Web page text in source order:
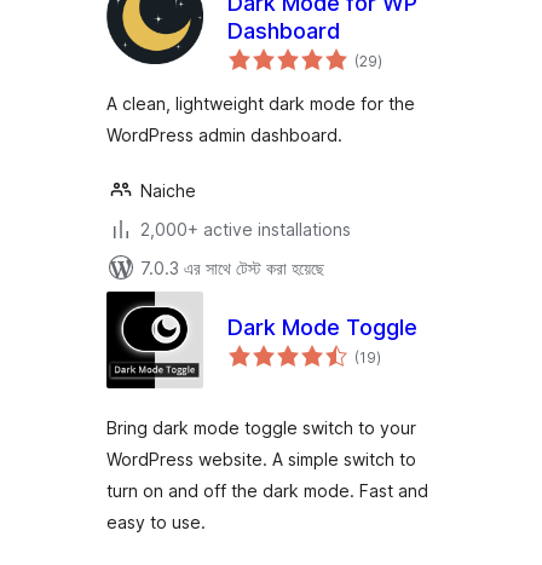
Dashboard
(29total
ratings
)
A clean, lightweight dark mode for the
WordPress admin dashboard.
Naiche
2,000+ active installations
7.0.3 এর সাথে টেস্ট করা হয়েছে
Dark Mode Toggle
(19total
ratings
)
Bring dark mode toggle switch to your
WordPress website. A simple switch to
turn on and off the dark mode. Fast and
easy to use.